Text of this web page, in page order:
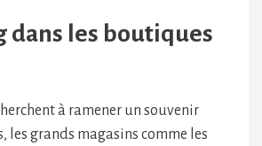
dans les boutiques
à ramener un souvenir
les grands magasins comme les